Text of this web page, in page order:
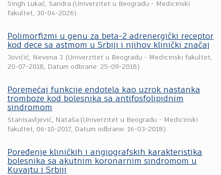
Singh Lukač, Sandra (Univerzitet u Beogradu - Medicinski
fakultet, 30-04-2026)
Polimorfizmi u genu za beta-2 adrenergički receptor
kod dece sa astmom u Srbiji i njihov klinički značaj
Jovičić, Nevena J. (Univerzitet u Beogradu - Medicinski fakultet,
20-07-2018, Datum odbrane: 25-09-2018)
Poremećaj funkcije endotela kao uzrok nastanka
tromboze kod bolesnika sa antifosfolipidnim
sindromom
Stanisavljević, Nataša (Univerzitet u Beogradu - Medicinski
fakultet, 06-10-2017, Datum odbrane: 16-03-2018)
Poređenje kliničkih i angiografskih karakteristika
bolesnika sa akutnim koronarnim sindromom u
Kuvajtu i Srbiji